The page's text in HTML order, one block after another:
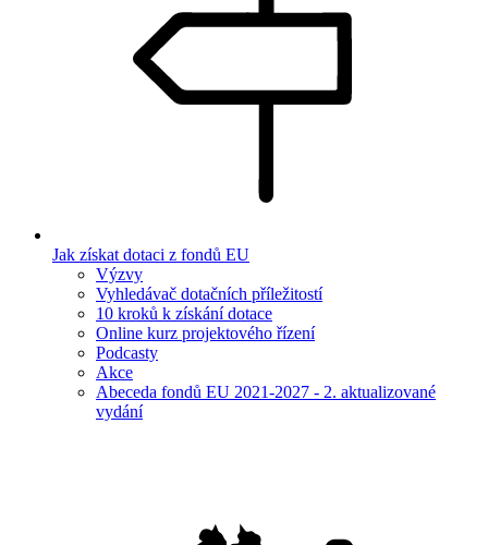
Jak získat dotaci z fondů EU
Výzvy
Vyhledávač dotačních příležitostí
10 kroků k získání dotace
Online kurz projektového řízení
Podcasty
Akce
Abeceda fondů EU 2021-2027 - 2. aktualizované
vydání